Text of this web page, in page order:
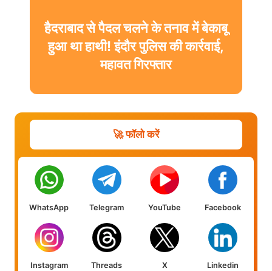
ग्वालियर में MITS की बीटेक छात्रा ने
हॉस्टल में लगाई फांसी, सहेली को
वाट्सऐप पर भेजा “बाय” और लिखा
🚀 फॉलो करें
WhatsApp Telegram YouTube Facebook
Instagram Threads X Linkedin